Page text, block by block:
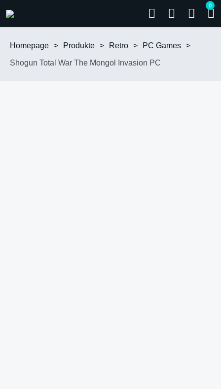
0
Homepage > Produkte > Retro > PC Games >
Shogun Total War The Mongol Invasion PC